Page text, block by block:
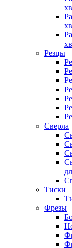
Резцы
Сверла
Тиски
Фрезы